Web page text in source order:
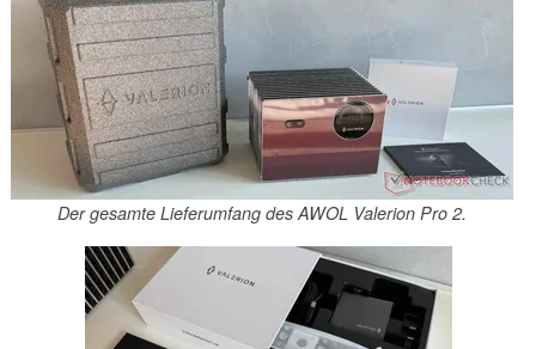
Der gesamte Lieferumfang des AWOL Valerion Pro 2.